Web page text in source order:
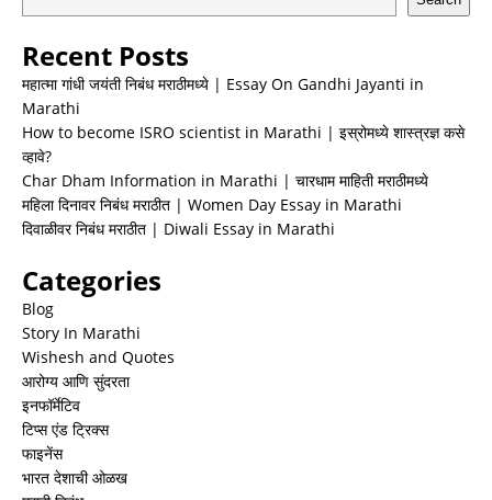
Recent Posts
महात्मा गांधी जयंती निबंध मराठीमध्ये | Essay On Gandhi Jayanti in
Marathi
How to become ISRO scientist in Marathi | इस्रोमध्ये शास्त्रज्ञ कसे
व्हावे?
Char Dham Information in Marathi | चारधाम माहिती मराठीमध्ये
महिला दिनावर निबंध मराठीत | Women Day Essay in Marathi
दिवाळीवर निबंध मराठीत | Diwali Essay in Marathi
Categories
Blog
Story In Marathi
Wishesh and Quotes
आरोग्य आणि सुंदरता
इनफॉर्मेटिव
टिप्स एंड ट्रिक्स
फाइनेंस
भारत देशाची ओळख